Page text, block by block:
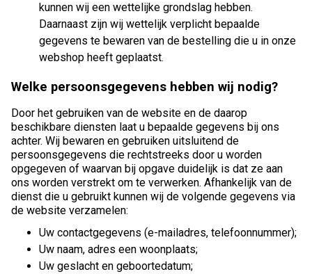
kunnen wij een wettelijke grondslag hebben.
Daarnaast zijn wij wettelijk verplicht bepaalde
gegevens te bewaren van de bestelling die u in onze
webshop heeft geplaatst.
Welke persoonsgegevens hebben wij nodig?
Door het gebruiken van de website en de daarop
beschikbare diensten laat u bepaalde gegevens bij ons
achter. Wij bewaren en gebruiken uitsluitend de
persoonsgegevens die rechtstreeks door u worden
opgegeven of waarvan bij opgave duidelijk is dat ze aan
ons worden verstrekt om te verwerken. Afhankelijk van de
dienst die u gebruikt kunnen wij de volgende gegevens via
de website verzamelen:
Uw contactgegevens (e-mailadres, telefoonnummer);
Uw naam, adres een woonplaats;
Uw geslacht en geboortedatum;